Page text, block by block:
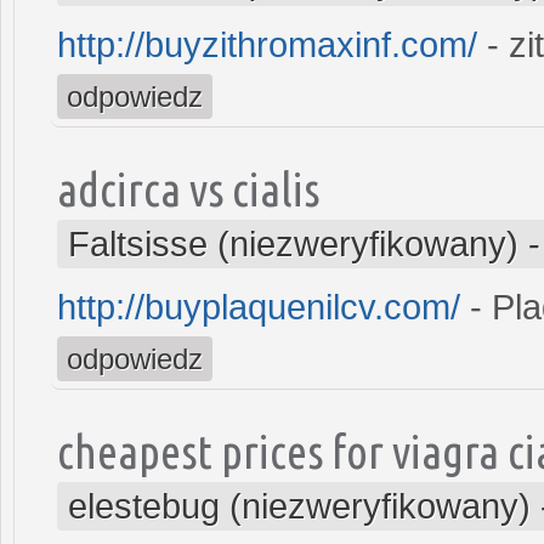
http://buyzithromaxinf.com/ -
odpowiedz
adcirca vs cialis
Faltsisse (niezweryfikowany)
http://buyplaquenilcv.com/ -
odpowiedz
cheapest prices for viagra
elestebug (niezweryfikowany)